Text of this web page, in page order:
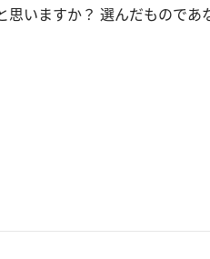
思いますか？ 選んだものであ